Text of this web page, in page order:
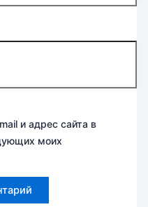
и адрес сайта в
моих